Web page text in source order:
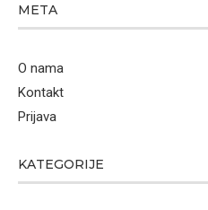
META
O nama
Kontakt
Prijava
KATEGORIJE